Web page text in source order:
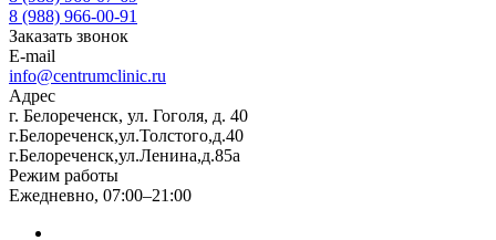
8 (988) 966-00-91
Заказать звонок
E-mail
info@centrumclinic.ru
Адрес
г. Белореченск, ул. Гоголя, д. 40
г.Белореченск,ул.Толстого,д.40
г.Белореченск,ул.Ленина,д.85а
Режим работы
Ежедневно, 07:00–21:00